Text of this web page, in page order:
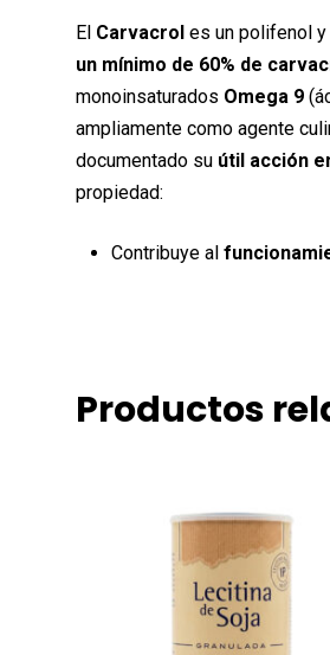
El Carvacroles un polifenol
un mínimo de 60% de
monoinsaturados Omega 9
ampliamente como agente
documentado su útil acción
propiedad:
Contribuye al
Productos